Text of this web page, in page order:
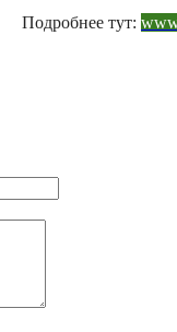
Подробнее тут: